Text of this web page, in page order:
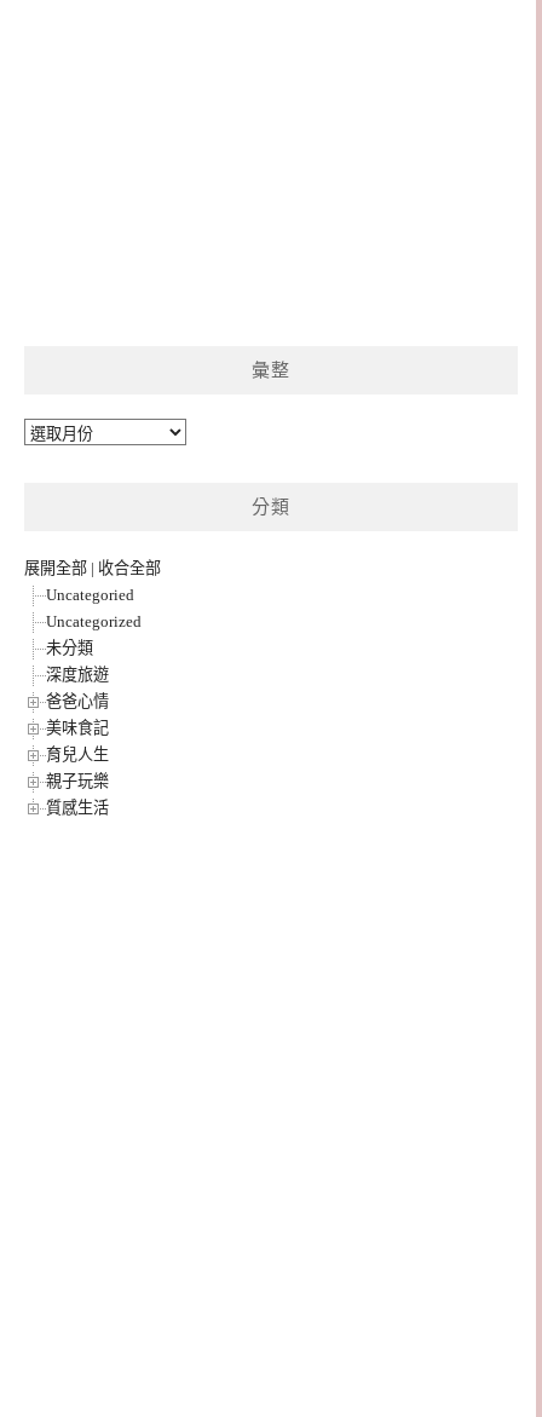
彙整
彙
分類
展開全部 | 收合全部
Uncategoried
Uncategorized
未分類
深度旅遊
爸爸心情
美味食記
育兒人生
親子玩樂
質感生活